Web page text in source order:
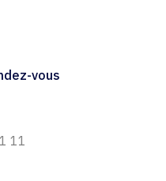
vous
11